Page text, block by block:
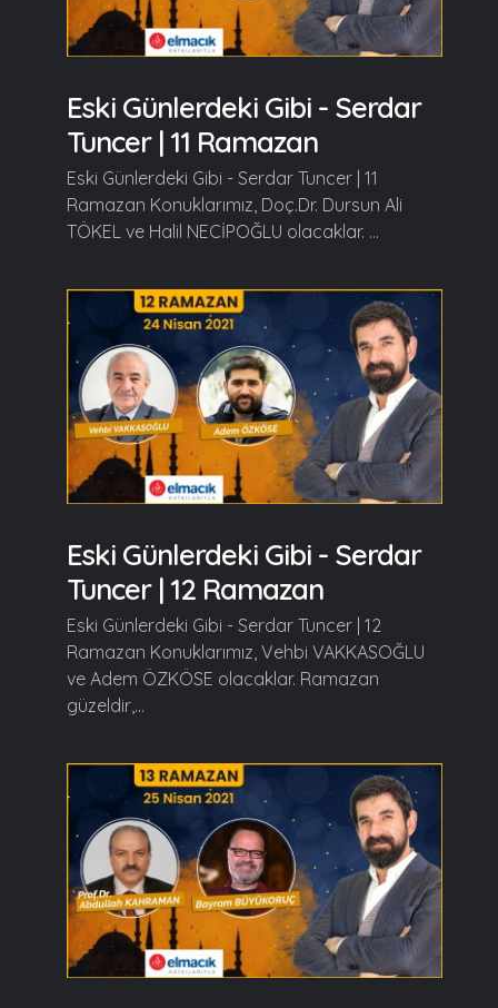
Eski Günlerdeki Gibi - Serdar
Tuncer | 11 Ramazan
Eski Günlerdeki Gibi - Serdar Tuncer | 11
Ramazan Konuklarımız, Doç.Dr. Dursun Ali
TÖKEL ve Halil NECİPOĞLU olacaklar. ...
Eski Günlerdeki Gibi - Serdar
Tuncer | 12 Ramazan
Eski Günlerdeki Gibi - Serdar Tuncer | 12
Ramazan Konuklarımız, Vehbi VAKKASOĞLU
ve Adem ÖZKÖSE olacaklar. Ramazan
güzeldir,...